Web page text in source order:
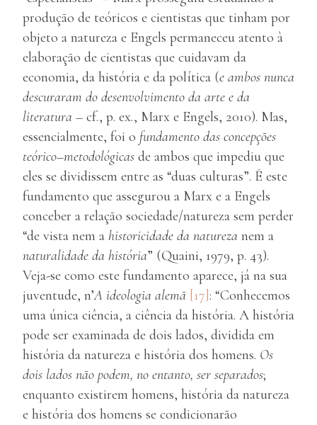
produção de teóricos e cientistas que tinham por
objeto a natureza e Engels permaneceu atento à
elaboração de cientistas que cuidavam da
economia, da história e da política (e ambos nunca
descuraram do desenvolvimento da arte e da
literatura – cf., p. ex., Marx e Engels, 2010). Mas,
essencialmente, foi o fundamento das concepções
teórico–metodológicas de ambos que impediu que
eles se dividissem entre as “duas culturas”. É este
fundamento que assegurou a Marx e a Engels
conceber a relação sociedade/natureza sem perder
“de vista nem a historicidade da natureza nem a
naturalidade da história” (Quaini, 1979, p. 43).
Veja-se como este fundamento aparece, já na sua
juventude, n’A ideologia alemã [17]: “Conhecemos
uma única ciência, a ciência da história. A história
pode ser examinada de dois lados, dividida em
história da natureza e história dos homens. Os
dois lados não podem, no entanto, ser separados;
enquanto existirem homens, história da natureza
e história dos homens se condicionarão